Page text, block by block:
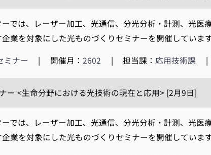
では、レーザー加工、光通信、分光分析・計測、光医
企業を対象にした光ものづくりセミナーを開催してい
ミナー | 開催月：2602 | 担当課： 応用技術課 |
ー <生命分野における光技術の現在と応用> [2月9日]
では、レーザー加工、光通信、分光分析・計測、光医
企業を対象にした光ものづくりセミナーを開催してい